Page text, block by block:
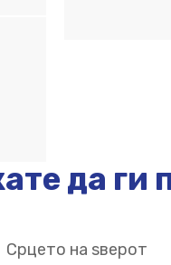
да ги
Срцето на ѕверот